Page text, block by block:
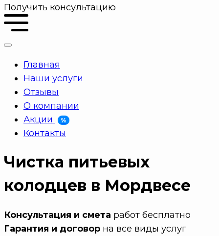
Получить консультацию
Главная
Наши услуги
Отзывы
О компании
Акции
%
Контакты
Чистка питьевых
колодцев в Мордвесе
Консультация и смета работ бесплатно
Гарантия и договор на все виды услуг